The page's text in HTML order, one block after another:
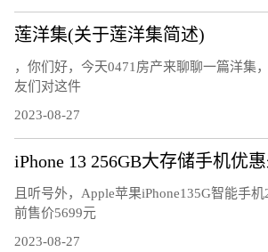
莲洋集(关于莲洋集简述)
，你们好，今天0471房产来聊聊一篇洋集
友们对这件
2023-08-27
且听号外，Apple苹果iPhone135G智能手
前售价5699元
2023-08-27